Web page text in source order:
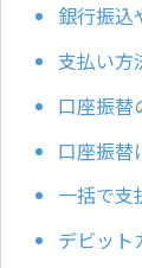
銀行振込
支払い方
口座振替
口座振替
一括で支
デビット